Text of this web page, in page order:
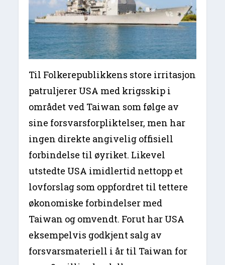
Til Folkerepublikkens store irritasjon
patruljerer USA med krigsskip i
området ved Taiwan som følge av
sine forsvarsforpliktelser, men har
ingen direkte angivelig offisiell
forbindelse til øyriket. Likevel
utstedte USA imidlertid nettopp et
lovforslag som oppfordret til tettere
økonomiske forbindelser med
Taiwan og omvendt. Forut har USA
eksempelvis godkjent salg av
forsvarsmateriell i år til Taiwan for